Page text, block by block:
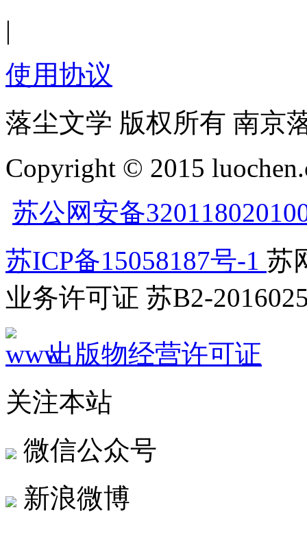
|
使用协议
落尘文学 版权所有 南京
Copyright © 2015
苏公网安备
苏ICP备15058187号-1 苏
业务许可证 苏B2-
出版物经营许可证
关注本站
微信公众号
新浪微博